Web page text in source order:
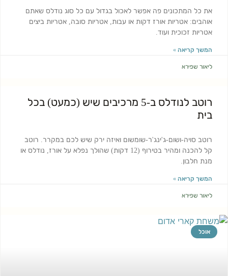
את כל המתכונים פה אפשר לאכול בגדול עם כל סוג נודלס שאתם
אוהבים: אטריות אורז דקות או עבות, אטריות סובה, אטריות ביצים
אטריות זכוכית ועוד.
המשך קריאה »
ליאור שפירא
רוטב לנודלס ב-5 מרכיבים שיש (כמעט) בכל
בית
רוטב סויה-ושום-ג'ינג'ר-שומשום ואיזה ירק שיש לכם במקרר. רוטב
קל להכנה ומהיר בטירוף (12 דקות) שהולך נפלא על אורז, נודלס או
מנת חלבון.
המשך קריאה »
ליאור שפירא
אוכל